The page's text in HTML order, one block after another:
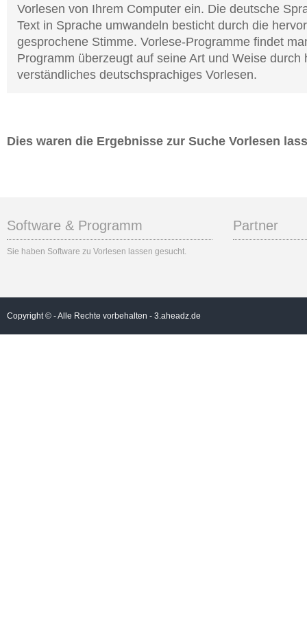
Vorlesen von Ihrem Computer ein. Die deutsche
Text in Sprache umwandeln besticht durch die
gesprochene Stimme. Vorlese-Programme findet
Programm überzeugt auf seine Art und Weise durch
verständliches deutschsprachiges Vorlesen.
Dies waren die Ergebnisse zur Suche Vorlesen
Software & Programm
Sie haben Software zu Vorlesen lassen gesucht.
Partner
Copyright © - Alle Rechte vorbehalten - 3.aheadz.de